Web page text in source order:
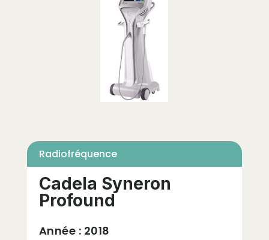
Radiofréquence
Cadela Syneron
Profound
Année : 2018